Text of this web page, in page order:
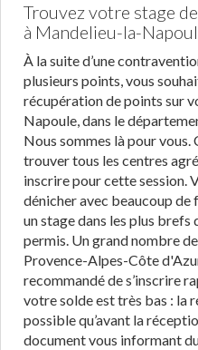
Trouvez votre stage
à Mandelieu-la-
À la suite d’une
plusieurs points, vous
récupération de points sur
Napoule, dans le
Nous sommes là pour
trouver tous les centres
inscrire pour cette session.
dénicher avec beaucoup
un stage dans les plus
permis. Un grand nombre
Provence-Alpes-Côte
recommandé de s’inscrire
votre solde est très bas : la
possible qu’avant la
document vous informant